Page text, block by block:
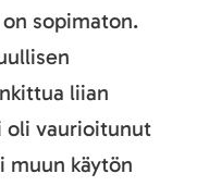
sopimaton.
liian
oli vaurioitunut
muun käytön